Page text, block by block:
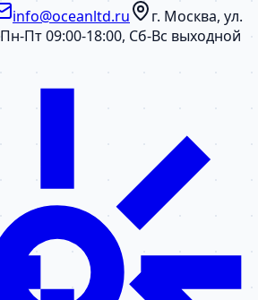
info@oceanltd.ru
г. Москва, ул.
Пн-Пт 09:00-18:00, Сб-Вс выходной